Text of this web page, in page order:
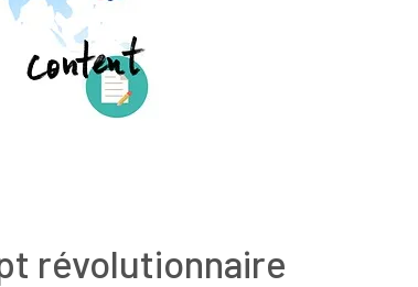
révolutionnaire